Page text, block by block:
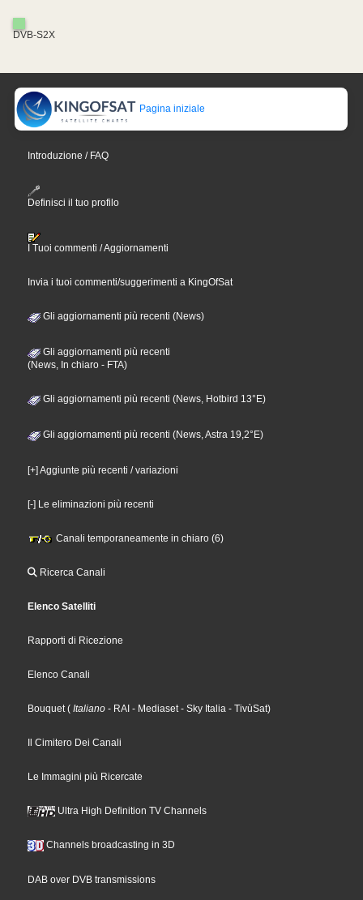
DVB-S2X
Pagina iniziale
Introduzione / FAQ
Definisci il tuo profilo
I Tuoi commenti / Aggiornamenti
Invia i tuoi commenti/suggerimenti a KingOfSat
Gli aggiornamenti più recenti (News)
Gli aggiornamenti più recenti
(News, In chiaro - FTA)
Gli aggiornamenti più recenti (News, Hotbird 13°E)
Gli aggiornamenti più recenti (News, Astra 19,2°E)
[+] Aggiunte più recenti / variazioni
[-] Le eliminazioni più recenti
Canali temporaneamente in chiaro (6)
Ricerca Canali
Elenco Satelliti
Rapporti di Ricezione
Elenco Canali
Bouquet ( Italiano - RAI - Mediaset - Sky Italia - TivùSat)
Il Cimitero Dei Canali
Le Immagini più Ricercate
Ultra High Definition TV Channels
Channels broadcasting in 3D
DAB over DVB transmissions